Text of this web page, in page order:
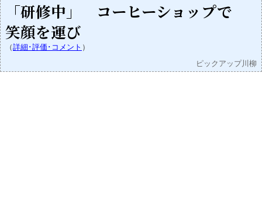
「研修中」 コーヒーショップで
笑顔を運び
（詳細･評価･コメント ）
ピックアップ川柳